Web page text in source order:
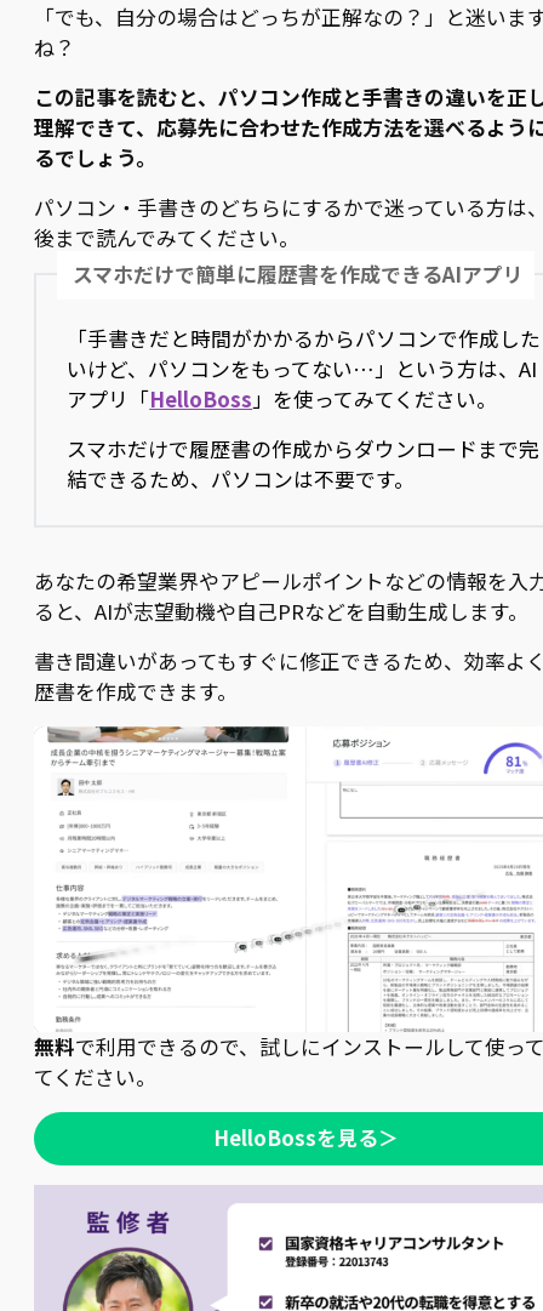
「でも、自分の場合はどっちが正解なの？」と迷いま
ね？
この記事を読むと、パソコン作成と手書きの違いを正
理解できて、応募先に合わせた作成方法を選べるよう
るでしょう。
パソコン・手書きのどちらにするかで迷っている方は
後まで読んでみてください。
スマホだけで簡単に履歴書を作成できるAIアプリ
「手書きだと時間がかかるからパソコンで作成した
いけど、パソコンをもってない…」という方は、AI
アプリ「HelloBoss 」を使ってみてください。
スマホだけで履歴書の作成からダウンロードまで完
結できるため、パソコンは不要です。
あなたの希望業界やアピールポイントなどの情報を入
ると、AIが志望動機や自己PRなどを自動生成します。
書き間違いがあってもすぐに修正できるため、効率よ
歴書を作成できます。
無料で利用できるので、試しにインストールして使っ
てください。
HelloBossを見る＞